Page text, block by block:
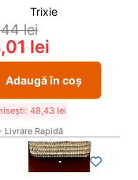
Trixie
lei
lei
Adaugă în coș
48,43 lei
Livrare Rapidă